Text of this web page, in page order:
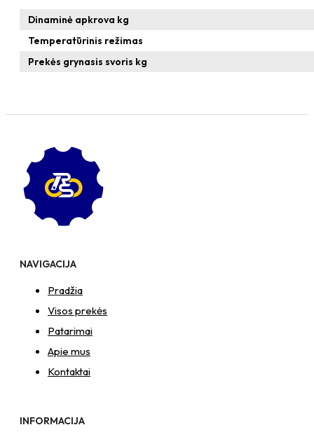
Dinaminė apkrova kg
Temperatūrinis režimas
Prekės grynasis svoris kg
NAVIGACIJA
Pradžia
Visos prekės
Patarimai
Apie mus
Kontaktai
INFORMACIJA